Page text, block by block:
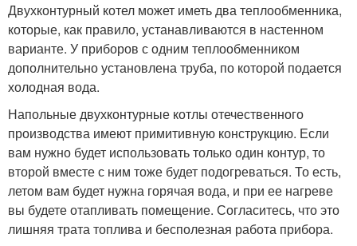
Двухконтурный котел может иметь два теплообменника,
которые, как правило, устанавливаются в настенном
варианте. У приборов с одним теплообменником
дополнительно установлена труба, по которой подается
холодная вода.
Напольные двухконтурные котлы отечественного
производства имеют примитивную конструкцию. Если
вам нужно будет использовать только один контур, то
второй вместе с ним тоже будет подогреваться. То есть,
летом вам будет нужна горячая вода, и при ее нагреве
вы будете отапливать помещение. Согласитесь, что это
лишняя трата топлива и бесполезная работа прибора.